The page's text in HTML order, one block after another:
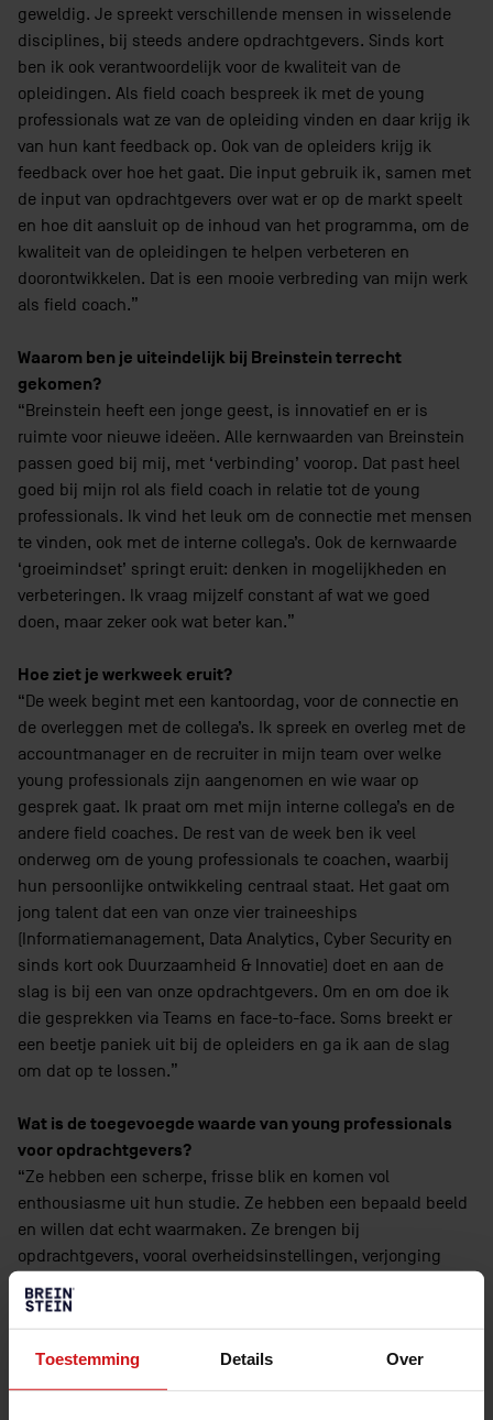
Toestemming Details Over
geweldig. Je spreekt verschillende mensen in wisselende
disciplines, bij steeds andere opdrachtgevers. Sinds kort
ben ik ook verantwoordelijk voor de kwaliteit van de
opleidingen. Als field coach bespreek ik met de young
professionals wat ze van de opleiding vinden en daar krijg ik
van hun kant feedback op. Ook van de opleiders krijg ik
feedback over hoe het gaat. Die input gebruik ik, samen met
de input van opdrachtgevers over wat er op de markt speelt
en hoe dit aansluit op de inhoud van het programma, om de
kwaliteit van de opleidingen te helpen verbeteren en
doorontwikkelen. Dat is een mooie verbreding van mijn werk
als field coach.”
Waarom ben je uiteindelijk bij Breinstein terrecht
gekomen?
“Breinstein heeft een jonge geest, is innovatief en er is
ruimte voor nieuwe ideëen. Alle kernwaarden van Breinstein
passen goed bij mij, met ‘verbinding’ voorop. Dat past heel
goed bij mijn rol als field coach in relatie tot de young
professionals. Ik vind het leuk om de connectie met mensen
te vinden, ook met de interne collega’s. Ook de kernwaarde
‘groeimindset’ springt eruit: denken in mogelijkheden en
verbeteringen. Ik vraag mijzelf constant af wat we goed
doen, maar zeker ook wat beter kan.”
Hoe ziet je werkweek eruit?
“De week begint met een kantoordag, voor de connectie en
de overleggen met de collega’s. Ik spreek en overleg met de
accountmanager en de recruiter in mijn team over welke
young professionals zijn aangenomen en wie waar op
gesprek gaat. Ik praat om met mijn interne collega’s en de
andere field coaches. De rest van de week ben ik veel
onderweg om de young professionals te coachen, waarbij
hun persoonlijke ontwikkeling centraal staat. Het gaat om
jong talent dat een van onze vier traineeships
(Informatiemanagement, Data Analytics, Cyber Security en
sinds kort ook Duurzaamheid & Innovatie) doet en aan de
slag is bij een van onze opdrachtgevers. Om en om doe ik
die gesprekken via Teams en face-to-face. Soms breekt er
een beetje paniek uit bij de opleiders en ga ik aan de slag
om dat op te lossen.”
Wat is de toegevoegde waarde van young professionals
voor opdrachtgevers?
“Ze hebben een scherpe, frisse blik en komen vol
enthousiasme uit hun studie. Ze hebben een bepaald beeld
en willen dat echt waarmaken. Ze brengen bij
opdrachtgevers, vooral overheidsinstellingen, verjonging
binnen. Hier is door de vergrijzing vaak echt behoefte aan. Ze
kunnen mensen op sleeptouw nemen en laten zich door
weerstand niet zo snel uit het veld slaan.”
Vinden ze die rol lastig?